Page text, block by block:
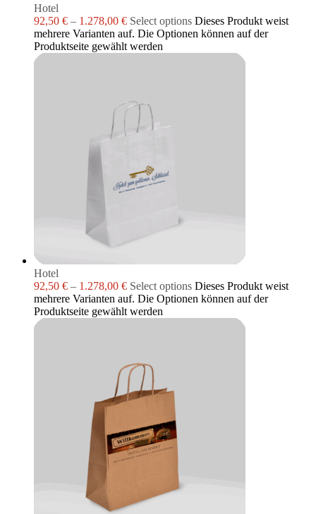
Hotel
92,50 € – 1.278,00 € Select options Dieses Produkt weist
mehrere Varianten auf. Die Optionen können auf der
Produktseite gewählt werden
Hotel
92,50 € – 1.278,00 € Select options Dieses Produkt weist
mehrere Varianten auf. Die Optionen können auf der
Produktseite gewählt werden